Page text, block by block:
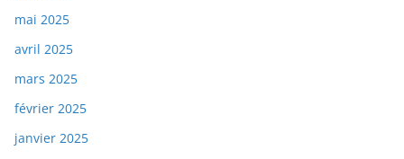
mai 2025
avril 2025
mars 2025
février 2025
janvier 2025